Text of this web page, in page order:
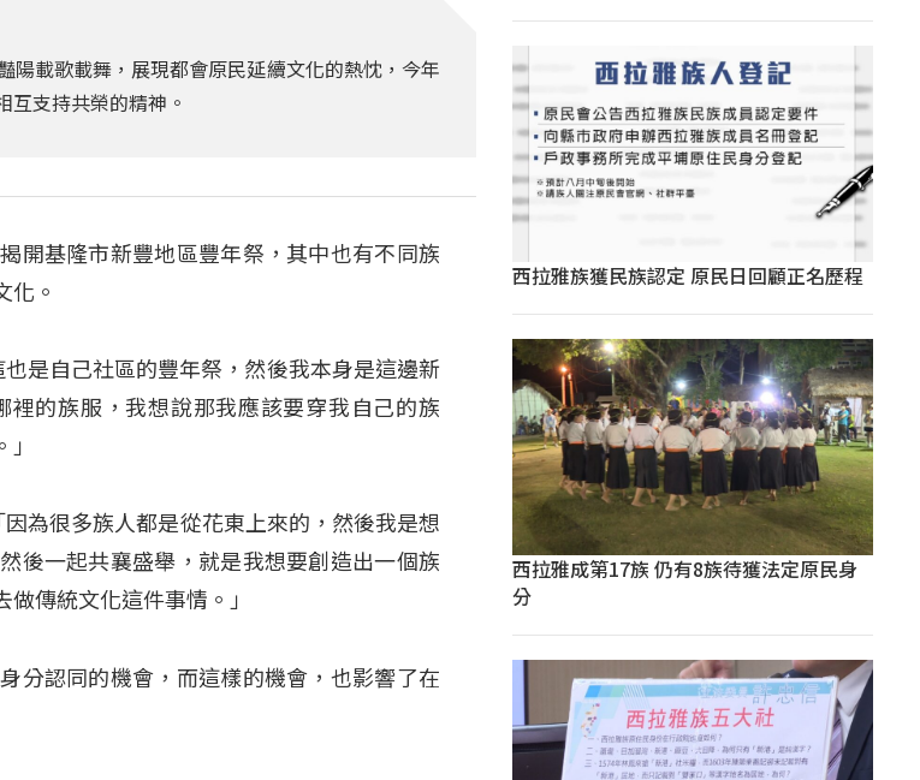
陽載歌載舞，展現都會原民延續文化的熱忱，今年
互支持共榮的精神。
開基隆市新豐地區豐年祭，其中也有不同族
化。
是自己社區的豐年祭，然後我本身是這邊新
的族服，我想說那我應該要穿我自己的族
為很多族人都是從花東上來的，然後我是想
後一起共襄盛舉，就是我想要創造出一個族
傳統文化這件事情。」
分認同的機會，而這樣的機會，也影響了在
西拉雅族獲民族認定 原民日回顧正名歷程
西拉雅成第17族 仍有8族待獲法定原民身
分